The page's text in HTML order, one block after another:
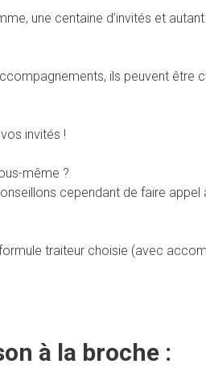
une centaine d’invités et
ils peuvent être
invités !
même ?
cependant de faire
traiteur choisie (avec
à la broche :